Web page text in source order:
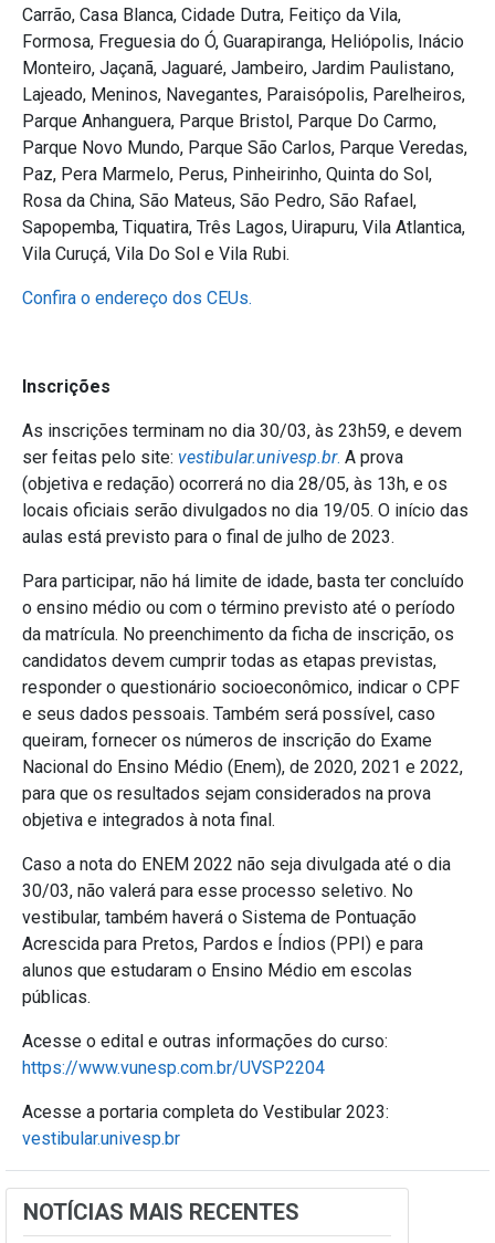
Carrão, Casa Blanca, Cidade Dutra, Feitiço da Vila,
Formosa, Freguesia do Ó, Guarapiranga, Heliópolis, Inácio
Monteiro, Jaçanã, Jaguaré, Jambeiro, Jardim Paulistano,
Lajeado, Meninos, Navegantes, Paraisópolis, Parelheiros,
Parque Anhanguera, Parque Bristol, Parque Do Carmo,
Parque Novo Mundo, Parque São Carlos, Parque Veredas,
Paz, Pera Marmelo, Perus, Pinheirinho, Quinta do Sol,
Rosa da China, São Mateus, São Pedro, São Rafael,
Sapopemba, Tiquatira, Três Lagos, Uirapuru, Vila Atlantica,
Vila Curuçá, Vila Do Sol e Vila Rubi.
Confira o endereço dos CEUs.
Inscrições
As inscrições terminam no dia 30/03, às 23h59, e devem
ser feitas pelo site: vestibular.univesp.br. A prova
(objetiva e redação) ocorrerá no dia 28/05, às 13h, e os
locais oficiais serão divulgados no dia 19/05. O início das
aulas está previsto para o final de julho de 2023.
Para participar, não há limite de idade, basta ter concluído
o ensino médio ou com o término previsto até o período
da matrícula. No preenchimento da ficha de inscrição, os
candidatos devem cumprir todas as etapas previstas,
responder o questionário socioeconômico, indicar o CPF
e seus dados pessoais. Também será possível, caso
queiram, fornecer os números de inscrição do Exame
Nacional do Ensino Médio (Enem), de 2020, 2021 e 2022,
para que os resultados sejam considerados na prova
objetiva e integrados à nota final.
Caso a nota do ENEM 2022 não seja divulgada até o dia
30/03, não valerá para esse processo seletivo. No
vestibular, também haverá o Sistema de Pontuação
Acrescida para Pretos, Pardos e Índios (PPI) e para
alunos que estudaram o Ensino Médio em escolas
públicas.
Acesse o edital e outras informações do curso:
https://www.vunesp.com.br/UVSP2204
Acesse a portaria completa do Vestibular 2023:
vestibular.univesp.br
NOTÍCIAS MAIS RECENTES